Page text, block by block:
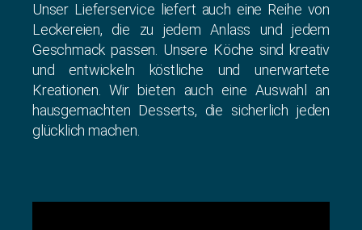
Unser Lieferservice liefert auch eine Reihe von
Leckereien, die zu jedem Anlass und jedem
Geschmack passen. Unsere Köche sind kreativ
und entwickeln köstliche und unerwartete
Kreationen. Wir bieten auch eine Auswahl an
hausgemachten Desserts, die sicherlich jeden
glücklich machen.